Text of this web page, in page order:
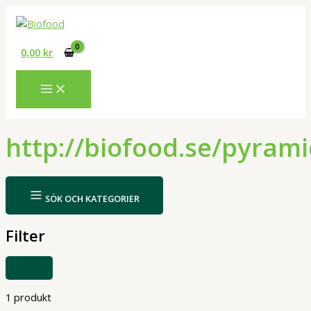
Hoppa
0,00 kr
http://biofood.se/
SÖK OCH KATEGORIER
Filter
ELLER
FILTER
1 produkt